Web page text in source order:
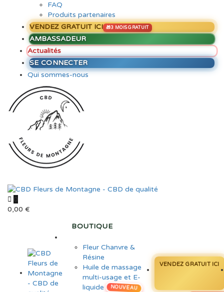
FAQ
Produits partenaires
VENDEZ GRATUIT ICI
AMBASSADEUR
Actualités
SE CONNECTER
Qui sommes-nous
0
0,00 €
BOUTIQUE
Fleur Chanvre &
Résine
Huile de massage
multi-usage et E-
liquide
NOUVEAU
VENDEZ GRATUIT ICI